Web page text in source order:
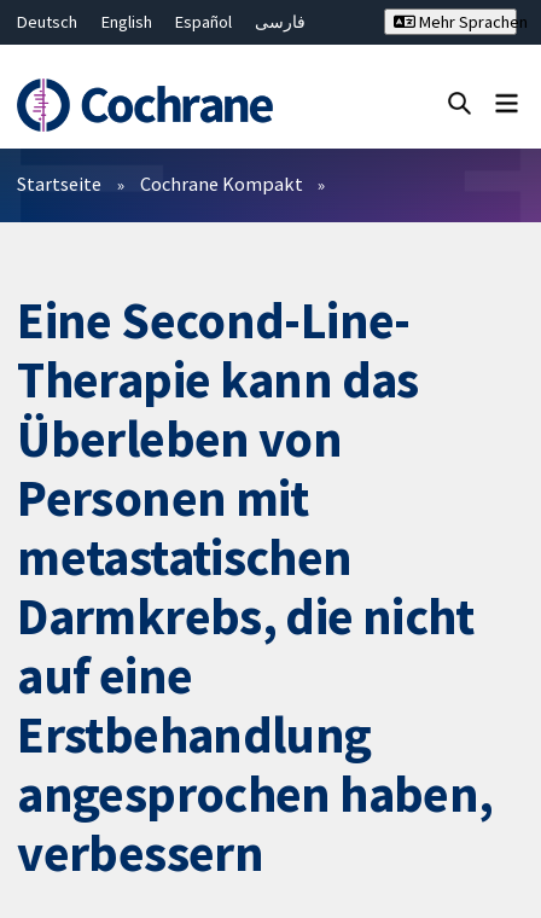
Deutsch English Español
فارسی
Bahasa Malaysia
ไทย
繁體中文
简体中文
Mehr Sprachen
Filter
Startseite Cochrane Kompakt
Eine Second-Line-
Therapie kann das
Überleben von
Personen mit
metastatischen
Darmkrebs, die nicht
auf eine
Erstbehandlung
angesprochen haben,
verbessern